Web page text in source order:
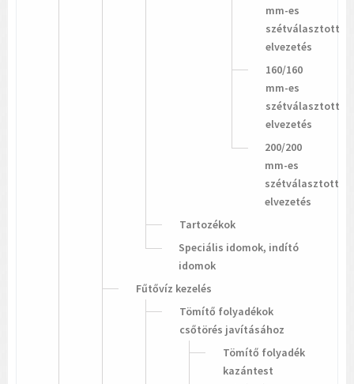
mm-es
szétválasztott
elvezetés
160/160
mm-es
szétválasztott
elvezetés
200/200
mm-es
szétválasztott
elvezetés
Tartozékok
Speciális idomok, indító
idomok
Fűtővíz kezelés
Tömítő folyadékok
csőtörés javításához
Tömítő folyadék
kazántest